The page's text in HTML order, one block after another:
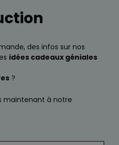
des infos sur nos
idées cadeaux géniales
?
maintenant à notre